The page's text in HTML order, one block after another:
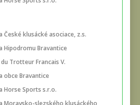
České klusácké asociace, z.s.
Hipodromu Bravantice
du Trotteur Francais V.
obce Bravantice
Horse Sports s.r.o.
Moravsko-slezského klusáckého